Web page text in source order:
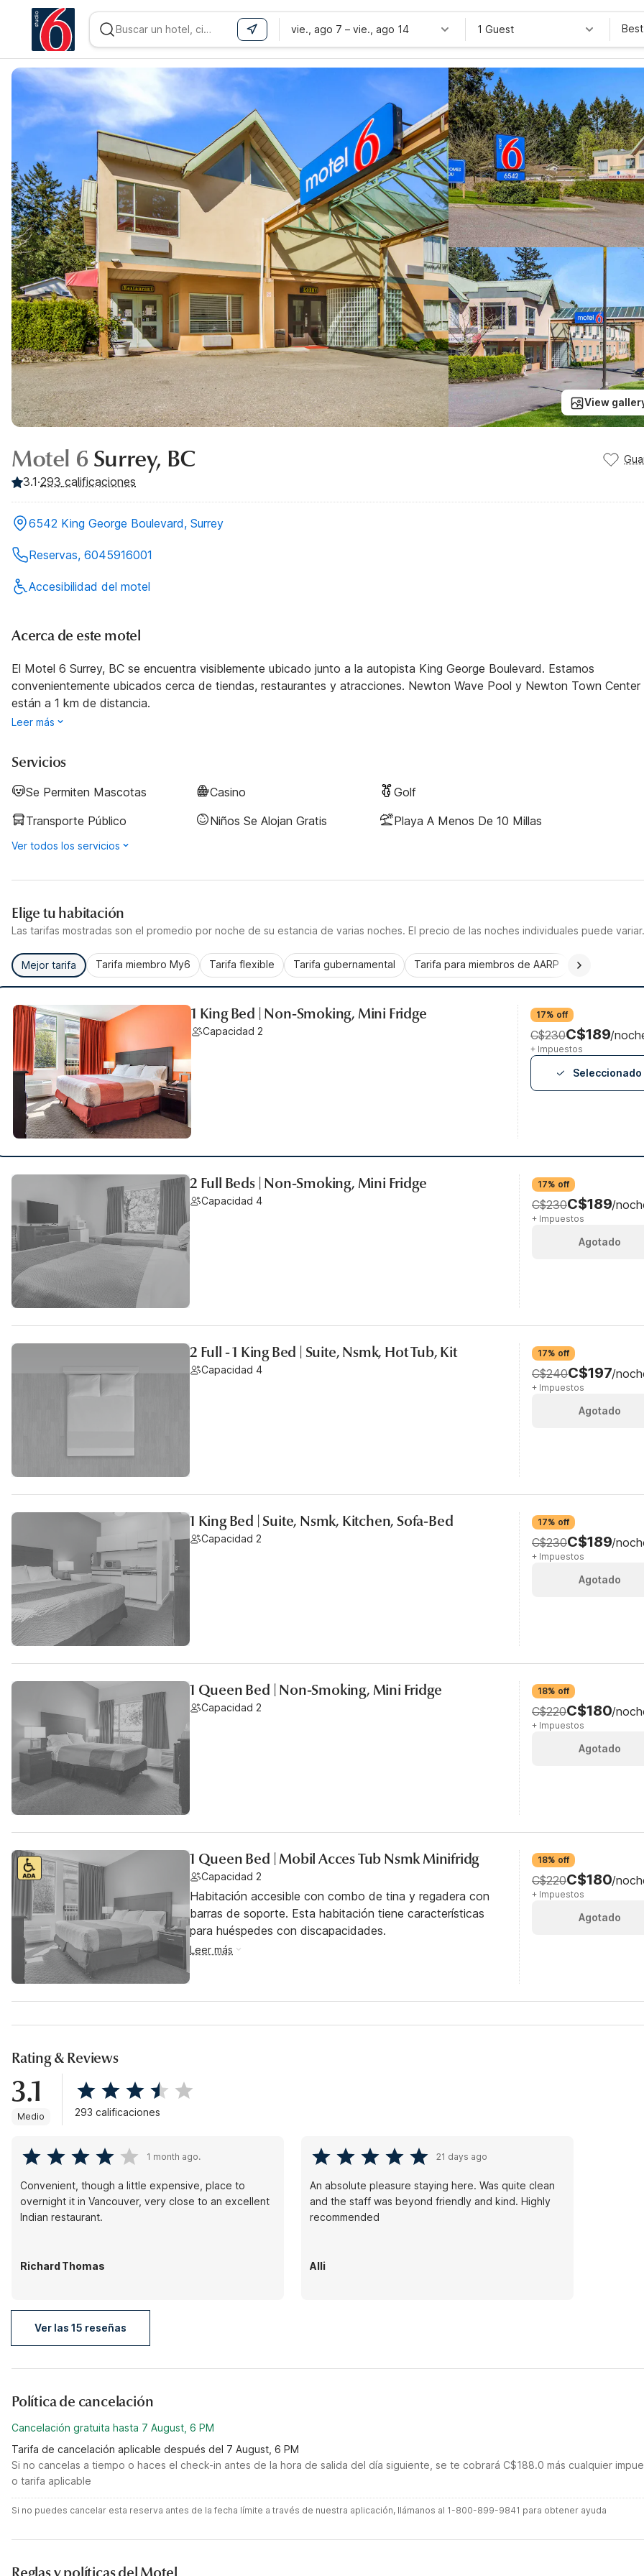
WIZARD MEMBER
vie., ago 7 – vie., ago 14 1 Guest
View
Motel 6 Surrey, BC
3.1·293 calificaciones
6542 King George Boulevard, Surrey
Reservas, 6045916001
Accesibilidad del motel
Acerca de este motel
El Motel 6 Surrey, BC se encuentra visiblemente ubicado junto a la autopista King George Boulevard. Estamos
convenientemente ubicados cerca de tiendas, restaurantes y atracciones. Newton Wave Pool y Newton Town Center
están a 1 km de distancia.
Leer más
Servicios
Se Permiten Mascotas Casino
Golf
Transporte Público
Niños Se Alojan Gratis Playa A Menos De 10 Millas
Ver todos los servicios
Elige tu habitación
Las tarifas mostradas son el promedio por noche de su estancia de varias noches. El precio de las noches individuales puede variar.
Mejor tarifa Tarifa miembro My6 Tarifa flexible Tarifa gubernamental Tarifa para miembros de AARP
1 King Bed | Non-Smoking, Mini Fridge
Capacidad 2
17% off
C$230C$189/
+ Impuestos
Seleccionado
2 Full Beds | Non-Smoking, Mini Fridge
Capacidad 4
17% off
C$230C$189/
+ Impuestos
Agotado
2 Full - 1 King Bed | Suite, Nsmk, Hot Tub, Kit
Capacidad 4
17% off
C$240C$197/
+ Impuestos
Agotado
1 King Bed | Suite, Nsmk, Kitchen, Sofa-Bed
Capacidad 2
17% off
C$230C$189/
+ Impuestos
Agotado
1 Queen Bed | Non-Smoking, Mini Fridge
Capacidad 2
18% off
C$220C$180/
+ Impuestos
Agotado
1 Queen Bed | Mobil Acces Tub Nsmk Minifridg
Capacidad 2
Habitación accesible con combo de tina y regadera con
barras de soporte. Esta habitación tiene características
para huéspedes con discapacidades.
Leer más
18% off
C$220C$180/
+ Impuestos
Agotado
Rating & Reviews
3.1
Medio 293 calificaciones
1 month ago.
Convenient, though a little expensive, place to
overnight it in Vancouver, very close to an excellent
Indian restaurant.
Richard Thomas
21 days ago
An absolute pleasure staying here. Was quite clean
and the staff was beyond friendly and kind. Highly
recommended
Alli
Ver las 15 reseñas
Política de cancelación
Cancelación gratuita hasta 7 August, 6 PM
Tarifa de cancelación aplicable después del 7 August, 6 PM
Si no cancelas a tiempo o haces el check-in antes de la hora de salida del día siguiente, se te cobrará C$188.0 más cualquier
o tarifa aplicable
Si no puedes cancelar esta reserva antes de la fecha límite a través de nuestra aplicación, llámanos al 1-800-899-9841 para obtener ayuda